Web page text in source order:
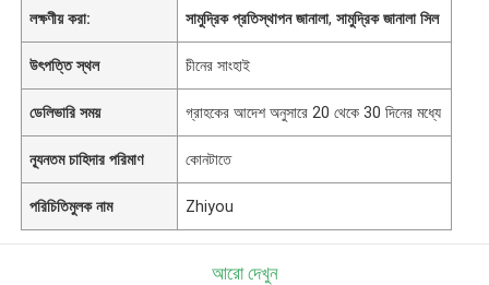
লক্ষণীয় করা: সামুদ্রিক প্রতিস্থাপন জানালা,সামুদ্রিক জানালা সিল
উৎপত্তি স্থল চীনের সাংহাই
ডেলিভারি সময় গ্রাহকের আদেশ অনুসারে 20 থেকে 30 দিনের মধ্যে
ন্যূনতম চাহিদার পরিমাণ কোনটাতে
পরিচিতিমুলক নাম Zhiyou
আরো দেখুন